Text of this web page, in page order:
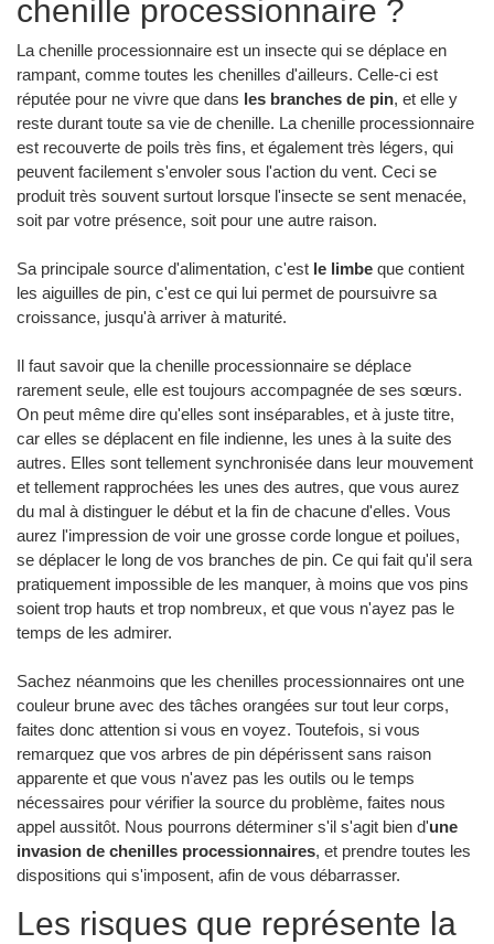
chenille processionnaire ?
La chenille processionnaire est un insecte qui se déplace en
rampant, comme toutes les chenilles d'ailleurs. Celle-ci est
réputée pour ne vivre que dans les branches de pin, et elle y
reste durant toute sa vie de chenille. La chenille processionnaire
est recouverte de poils très fins, et également très légers, qui
peuvent facilement s'envoler sous l'action du vent. Ceci se
produit très souvent surtout lorsque l'insecte se sent menacée,
soit par votre présence, soit pour une autre raison.
Sa principale source d'alimentation, c'est le limbe que contient
les aiguilles de pin, c'est ce qui lui permet de poursuivre sa
croissance, jusqu'à arriver à maturité.
Il faut savoir que la chenille processionnaire se déplace
rarement seule, elle est toujours accompagnée de ses sœurs.
On peut même dire qu'elles sont inséparables, et à juste titre,
car elles se déplacent en file indienne, les unes à la suite des
autres. Elles sont tellement synchronisée dans leur mouvement
et tellement rapprochées les unes des autres, que vous aurez
du mal à distinguer le début et la fin de chacune d'elles. Vous
aurez l'impression de voir une grosse corde longue et poilues,
se déplacer le long de vos branches de pin. Ce qui fait qu'il sera
pratiquement impossible de les manquer, à moins que vos pins
soient trop hauts et trop nombreux, et que vous n'ayez pas le
temps de les admirer.
Sachez néanmoins que les chenilles processionnaires ont une
couleur brune avec des tâches orangées sur tout leur corps,
faites donc attention si vous en voyez. Toutefois, si vous
remarquez que vos arbres de pin dépérissent sans raison
apparente et que vous n'avez pas les outils ou le temps
nécessaires pour vérifier la source du problème, faites nous
appel aussitôt. Nous pourrons déterminer s'il s'agit bien d'une
invasion de chenilles processionnaires, et prendre toutes les
dispositions qui s'imposent, afin de vous débarrasser.
Les risques que représente la